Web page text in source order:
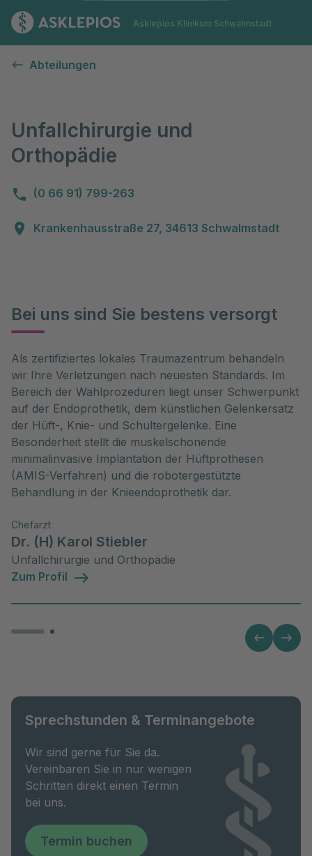
Zur Startseite
Asklepios Klinikum Schwalmstadt
Abteilungen
Unfallchirurgie und
Orthopädie
(0 66 91) 799-263
Krankenhausstraße 27, 34613 Schwalmstadt
Bei uns sind Sie bestens versorgt
Als zertifiziertes lokales Traumazentrum behandeln
wir Ihre Verletzungen nach neuesten Standards. Im
Bereich der Wahlprozeduren liegt unser Schwerpunkt
auf der Endoprothetik, dem künstlichen Gelenkersatz
der Hüft-, Knie- und Schultergelenke. Eine
Besonderheit stellt die muskelschonende
minimalinvasive Implantation der Hüftprothesen
(AMIS-Verfahren) und die robotergestützte
Behandlung in der Knieendoprothetik dar.
Chefarzt
Dr. (H) Karol Stiebler
Unfallchirurgie und Orthopädie
Zum Profil
Sprechstunden & Terminangebote
Wir sind gerne für Sie da.
Vereinbaren Sie in nur wenigen
Schritten direkt einen Termin
bei uns.
Termin buchen